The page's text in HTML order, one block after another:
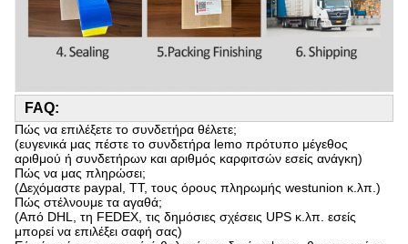
FAQ:
Πώς να επιλέξετε το συνδετήρα θέλετε;
(ευγενικά μας πέστε το συνδετήρα lemo πρότυπο μέγεθος
αριθμού ή συνδετήρων και αριθμός καρφιτσών εσείς ανάγκη)
Πώς να μας πληρώσει;
(Δεχόμαστε paypal, TT, τους όρους πληρωμής westunion κ.λπ.)
Πώς στέλνουμε τα αγαθά;
(Από DHL, τη FEDEX, τις δημόσιες σχέσεις UPS κ.λπ. εσείς
μπορεί να επιλέξει σαφή σας)